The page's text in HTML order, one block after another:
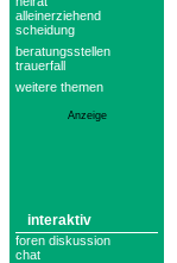
alleinerziehend
scheidung
beratungsstellen
trauerfall
weitere themen
Anzeige
interaktiv
foren diskussion
chat